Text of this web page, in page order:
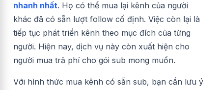
nhanh nhất. Họ có thể mua lại kênh của người
khác đã có sẵn lượt follow cố định. Việc còn lại là
tiếp tục phát triển kênh theo mục đích của từng
người. Hiện nay, dịch vụ này còn xuất hiện cho
người mua trả phí cho gói sub mong muốn.
Với hình thức mua kênh có sẵn sub, bạn cần lưu ý